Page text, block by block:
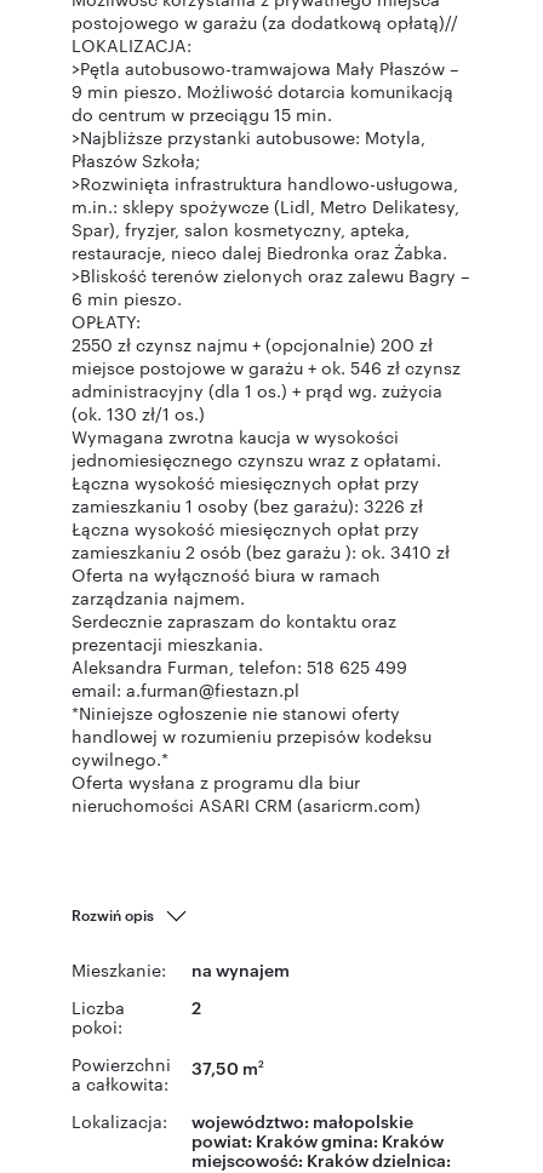
postojowego w garażu (za dodatkową opłatą)//
LOKALIZACJA:
>Pętla autobusowo-tramwajowa Mały Płaszów –
9 min pieszo. Możliwość dotarcia komunikacją
do centrum w przeciągu 15 min.
>Najbliższe przystanki autobusowe: Motyla,
Płaszów Szkoła;
>Rozwinięta infrastruktura handlowo-usługowa,
m.in.: sklepy spożywcze (Lidl, Metro Delikatesy,
Spar), fryzjer, salon kosmetyczny, apteka,
restauracje, nieco dalej Biedronka oraz Żabka.
>Bliskość terenów zielonych oraz zalewu Bagry –
6 min pieszo.
OPŁATY:
2550 zł czynsz najmu + (opcjonalnie) 200 zł
miejsce postojowe w garażu + ok. 546 zł czynsz
administracyjny (dla 1 os.) + prąd wg. zużycia
(ok. 130 zł/1 os.)
Wymagana zwrotna kaucja w wysokości
jednomiesięcznego czynszu wraz z opłatami.
Łączna wysokość miesięcznych opłat przy
zamieszkaniu 1 osoby (bez garażu): 3226 zł
Łączna wysokość miesięcznych opłat przy
zamieszkaniu 2 osób (bez garażu ): ok. 3410 zł
Oferta na wyłączność biura w ramach
zarządzania najmem.
Serdecznie zapraszam do kontaktu oraz
prezentacji mieszkania.
Aleksandra Furman, telefon: 518 625 499
email: a.furman@fiestazn.pl
*Niniejsze ogłoszenie nie stanowi oferty
handlowej w rozumieniu przepisów kodeksu
cywilnego.*
Oferta wysłana z programu dla biur
nieruchomości ASARI CRM (asaricrm.com)
Rozwiń opis
Mieszkanie: na wynajem
Liczba
pokoi:
2
Powierzchni
a całkowita:
37,50 m2
Lokalizacja: województwo: małopolskie
powiat: Krakówgmina: Kraków
miejscowość: Krakówdzielnica: